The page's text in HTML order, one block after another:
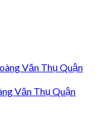
Văn Thụ Quận
Văn Thụ Quận